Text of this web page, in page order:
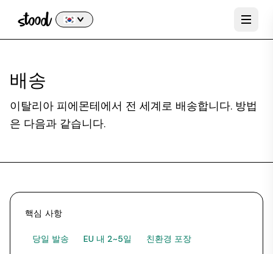
배송
이탈리아 피에몬테에서 전 세계로 배송합니다. 방법
은 다음과 같습니다.
핵심 사항
당일 발송 EU 내 2~5일
친환경 포장